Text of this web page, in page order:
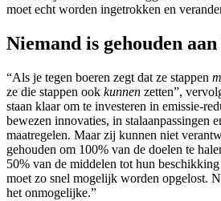
moet echt worden ingetrokken en
Niemand is gehouden
“Als je tegen boeren zegt dat ze stappen
ze die stappen ook kunnen zetten”,
staan klaar om te investeren in emissie-
bewezen innovaties, in stalaanpassingen
maatregelen. Maar zij kunnen niet
gehouden om 100% van de doelen te
50% van de middelen tot hun
moet zo snel mogelijk worden opgelost.
het onmogelijke.”